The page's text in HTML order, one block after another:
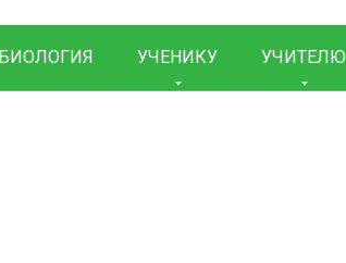
УЧЕНИКУ УЧИТЕЛЮ